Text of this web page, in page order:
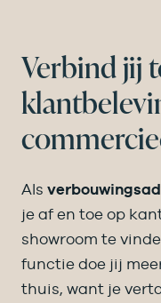
Verbind jij
Als
je af en toe op
showroom te
functie doe jij
thuis, want je